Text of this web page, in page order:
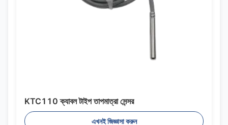
KTC110 ক্যাবল টাইপ তাপমাত্রা সেন্সর
এখনই জিজ্ঞাসা করুন